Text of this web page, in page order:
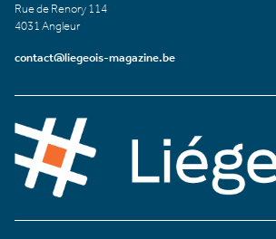
Rue de Renory 114
4031 Angleur
contact@liegeois-magazine.be